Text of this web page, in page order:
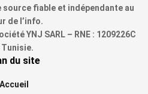
source fiable et indépendante au
de l’info.
YNJ SARL – RNE : 1209226C
Tunisie.
du site
Accueil